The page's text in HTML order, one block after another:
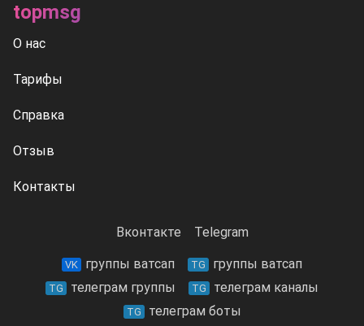
topmsg
О нас
Тарифы
Справка
Отзыв
Контакты
Вконтакте Telegram
VK группы ватсап TG группы ватсап
TG телеграм группы TG телеграм каналы
TG телеграм боты